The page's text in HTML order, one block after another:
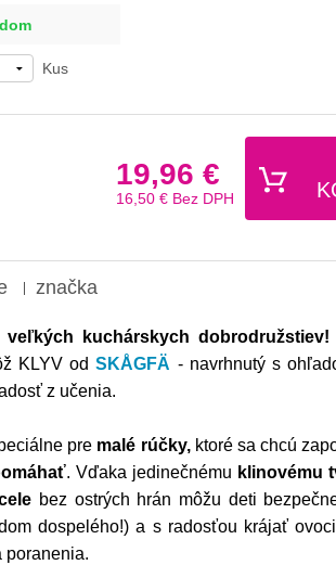
Kus
19,96 €
16,50 € Bez DPH
značka
veľkých kuchárskych dobrodružstiev!
KLYV odSKÅGFÄ - navrhnutý s
z učenia.
pre malé rúčky,ktoré sa chcú
. Vďaka jedinečnému klinovému
bez ostrých hrán môžu deti
dospelého!) a s radosťou krájať
poranenia.